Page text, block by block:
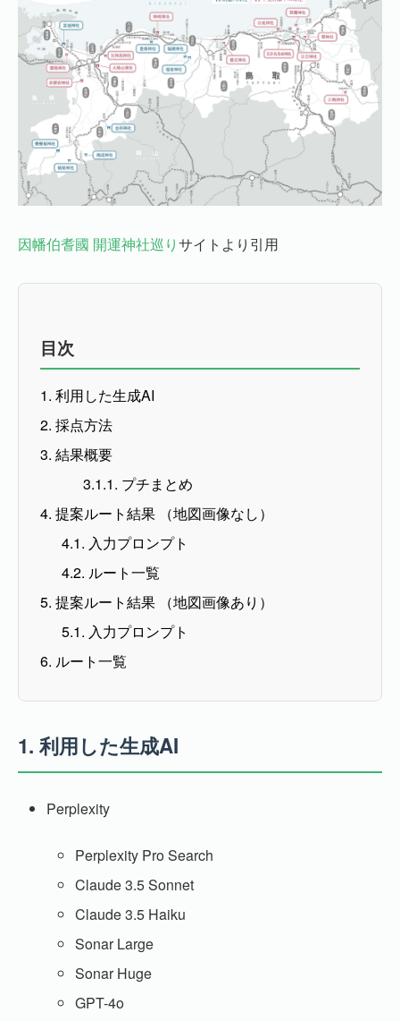
因幡伯耆國 開運神社巡りサイトより引用
目次
1. 利用した生成AI
2. 採点方法
3. 結果概要
3.1.1. プチまとめ
4. 提案ルート結果 （地図画像なし）
4.1. 入力プロンプト
4.2. ルート一覧
5. 提案ルート結果 （地図画像あり）
5.1. 入力プロンプト
6. ルート一覧
1. 利用した生成AI
Perplexity
Perplexity Pro Search
Claude 3.5 Sonnet
Claude 3.5 Haiku
Sonar Large
Sonar Huge
GPT-4o